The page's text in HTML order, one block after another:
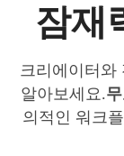
잠재
크리에이터와
알아보세요.
의적인 워크